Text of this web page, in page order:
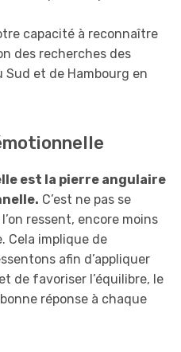
capacité à reconnaître
des recherches des
et de Hambourg en
est la pierre angulaire
C’est ne pas se
ressent, encore moins
Cela implique de
afin d’appliquer
de favoriser l’équilibre, le
réponse à chaque